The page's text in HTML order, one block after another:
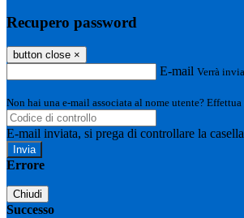
Recupero password
button close ×
E-mail Verrà
Non hai una e-mail associata al nome utente?
E-mail inviata, si prega di controllare la
Errore
Chiudi
Successo